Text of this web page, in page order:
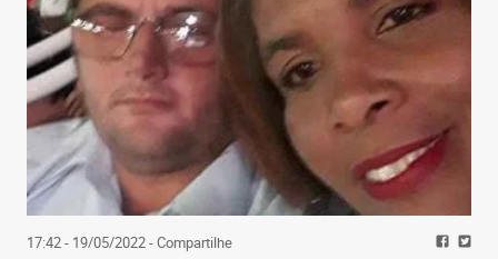
17:42 - 19/05/2022- Compartilhe